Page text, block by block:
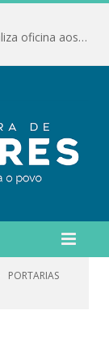
Conselho Municipal de Assistência Social realiza oficina aos servidores
PORTARIAS